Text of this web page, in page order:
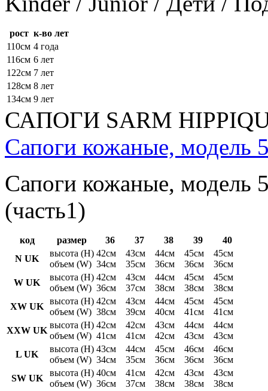
рост к-во лет
110см 4 года
116см 6 лет
122см 7 лет
128см 8 лет
134см 9 лет
САПОГИ SARM
Сапоги кожаные, модель
Сапоги кожаные, модель
(часть1)
код размер 36 37 38 39
40
N UK
высота (H)
объем (W)
42см
34см
43см
35см
44см
36см
45см
36см
45см
36см
W UK
высота (H)
объем (W)
42см
36см
43см
37см
44см
38см
45см
38см
45см
38см
XW UK
высота (H)
объем (W)
42см
38см
43см
39см
44см
40см
45см
41см
45см
41см
XXW UK
высота (H)
объем (W)
42см
41см
42см
41см
43см
42см
44см
43см
44см
43см
L UK
высота (H)
объем (W)
43см
34см
44см
35см
45см
36см
46см
36см
46см
36см
SW UK
высота (H)
объем (W)
40см
36см
41см
37см
42см
38см
43см
38см
43см
38см